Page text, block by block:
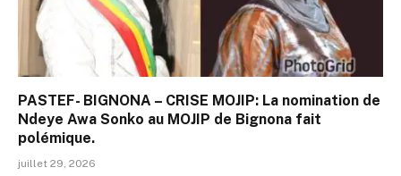
PASTEF- BIGNONA – CRISE MOJIP: La nomination de
Ndeye Awa Sonko au MOJIP de Bignona fait
polémique.
juillet 29, 2026